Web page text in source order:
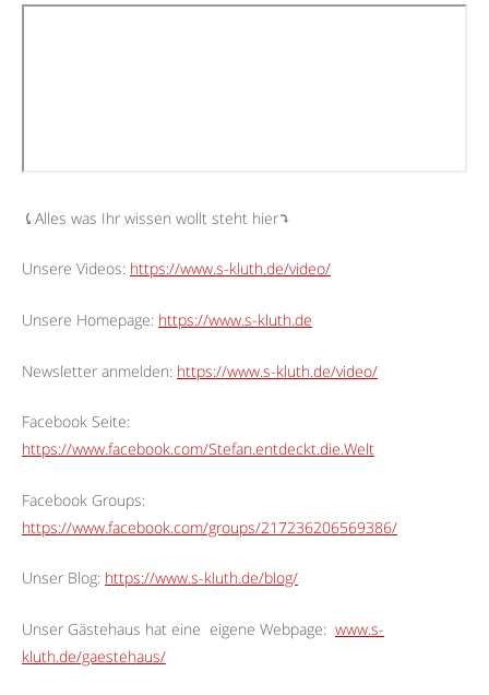
⤹Alles was Ihr wissen wollt steht hier⤵︎
Unsere Videos: https://www.s-kluth.de/video/
Unsere Homepage: https://www.s-kluth.de
Newsletter anmelden: https://www.s-kluth.de/video/
Facebook Seite:
https://www.facebook.com/Stefan.entdeckt.die.Welt
Facebook Groups:
https://www.facebook.com/groups/217236206569386/
Unser Blog: https://www.s-kluth.de/blog/
Unser Gästehaus hat eine eigene Webpage: www.s-
kluth.de/gaestehaus/